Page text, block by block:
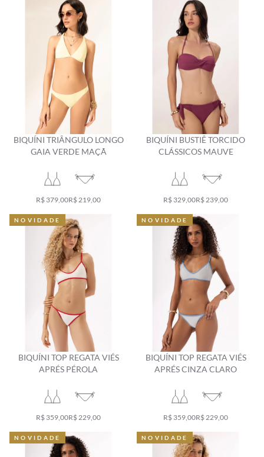
BIQUÍNI TRIÂNGULO LONGO
GAIA VERDE MAÇÃ
R$ 379,00R$ 219,00
BIQUÍNI BUSTIÊ TORCIDO
CLÁSSICOS MAUVE
R$ 329,00R$ 239,00
BIQUÍNI TOP REGATA VIÉS
APRÉS PÉROLA
R$ 359,00
NOVIDADE
R$ 229,00
NOVIDADE
BIQUÍNI TOP REGATA VIÉS
APRÉS CINZA CLARO
R$ 359,00
NOVIDADE
R$ 229,00
NOVIDADE
NOVIDADE
NOVIDADE NOVIDADE
NOVIDADE